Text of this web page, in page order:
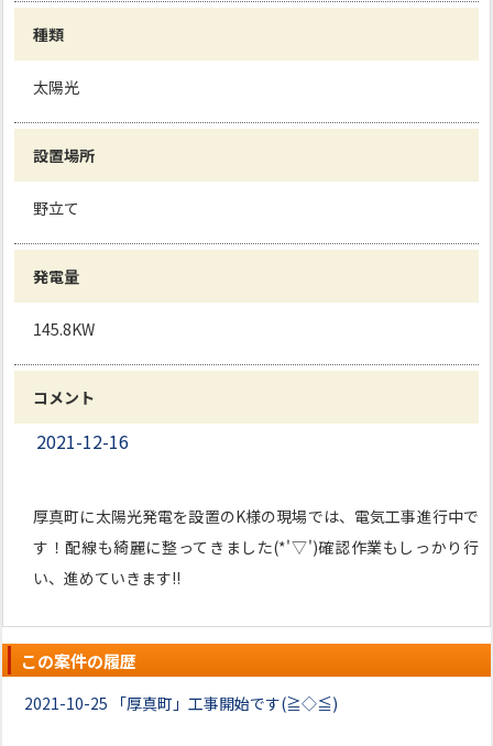
種類
太陽光
設置場所
野立て
発電量
145.8KW
コメント
2021-12-16
厚真町に太陽光発電を設置のK様の現場では、電気工事進行中で
す！配線も綺麗に整ってきました(*'▽')確認作業もしっかり行
い、進めていきます!!
この案件の履歴
2021-10-25 「厚真町」工事開始です(≧◇≦)